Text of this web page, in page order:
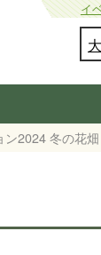
イ
大
ン2024 冬の花